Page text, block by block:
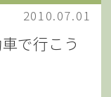
2010.07.01
で行こう